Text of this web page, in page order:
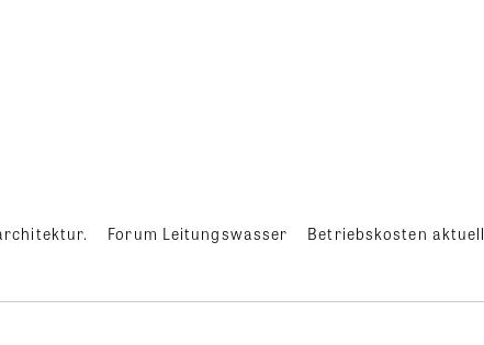
Forum Leitungswasser Betriebskosten aktuell